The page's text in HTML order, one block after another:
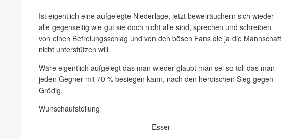
Ist eigentlich eine aufgelegte Niederlage, jetzt beweiräuchern sich wieder
alle gegenseitig wie gut sie doch nicht alle sind, sprechen und schreiben
von einen Befreiungsschlag und von den bösen Fans die ja die Mannschaft
nicht unterstützen will.
Wäre eigentlich aufgelegt das man wieder glaubt man sei so toll das man
jeden Gegner mit 70 % besiegen kann, nach den heroischen Sieg gegen
Grödig.
Wunschaufstellung
​Esser